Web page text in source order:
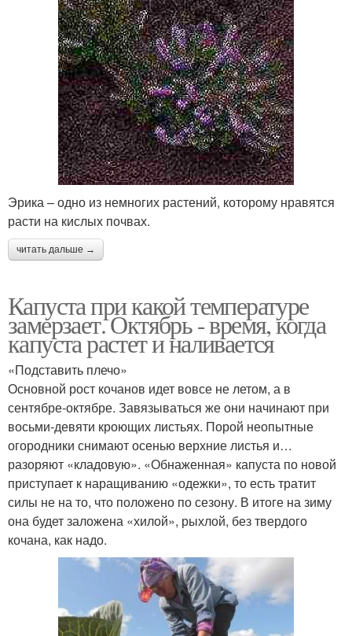
Эрика – одно из немногих растений, которому нравятся
расти на кислых почвах.
читать дальше →
Капуста при какой температуре
замерзает. Октябрь - время, когда
капуста растет и наливается
«Подставить плечо»
Основной рост кочанов идет вовсе не летом, а в
сентябре-октябре. Завязываться же они начинают при
восьми-девяти кроющих листьях. Порой неопытные
огородники снимают осенью верхние листья и…
разоряют «кладовую». «Обнаженная» капуста по новой
приступает к наращиванию «одежки», то есть тратит
силы не на то, что положено по сезону. В итоге на зиму
она будет заложена «хилой», рыхлой, без твердого
кочана, как надо.